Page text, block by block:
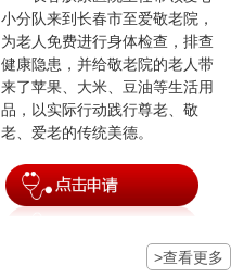
小分队来到长春市至爱敬老院，
为老人免费进行身体检查，排查
健康隐患，并给敬老院的老人带
来了苹果、大米、豆油等生活用
品，以实际行动践行尊老、敬
老、爱老的传统美德。
>查看更多